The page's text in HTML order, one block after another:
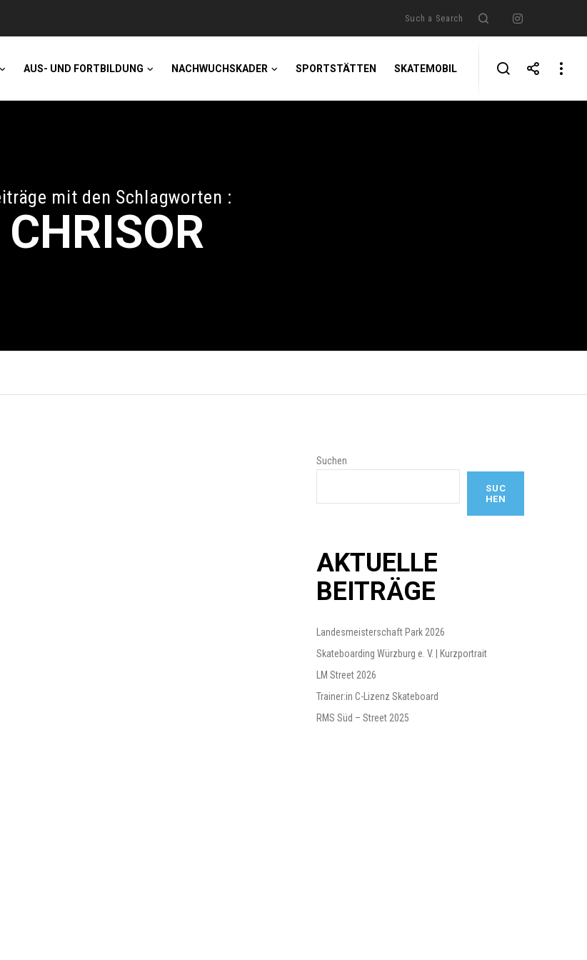
Such a Search Search
AUS- UND FORTBILDUNG NACHWUCHSKADER SPORTSTÄTTEN SKATEMOBIL
mit den Schlagworten :
CHRISOR
Suchen
SUC
HEN
AKTUELLE
BEITRÄGE
Landesmeisterschaft Park 2026
Skateboarding Würzburg e. V. | Kurzportrait
LM Street 2026
Trainer:in C-Lizenz Skateboard
RMS Süd – Street 2025